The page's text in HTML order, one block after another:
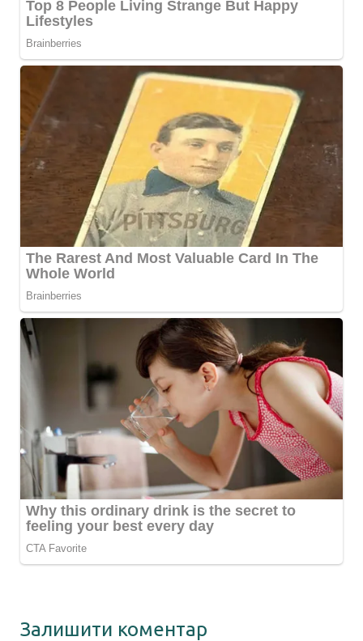
Залишити коментар